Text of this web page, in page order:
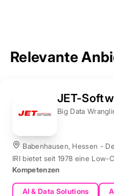
Relevante
JET-
Big Data
Babenhausen, Hessen -
IRI bietet seit 1978 eine
Kompetenzen
AI & Data Solutions